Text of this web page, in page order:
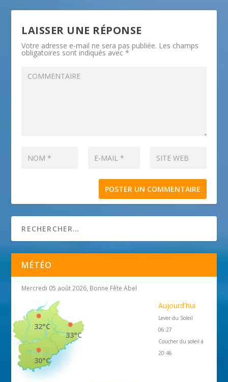
LAISSER UNE RÉPONSE
Votre adresse e-mail ne sera pas publiée. Les champs
obligatoires sont indiqués avec*
MÉTÉO
Mercredi 05 août 2026, Bonne Fête Abel
33°C
32°C
30°C
Aujourd'hui
Lever du Soleil
06:27
Coucher du soleil à
20:46